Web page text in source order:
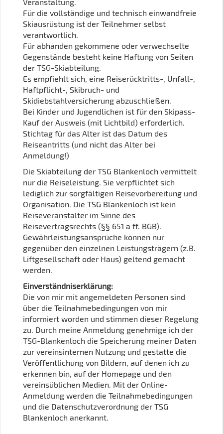
Für die vollständige und technisch einwandfreie
Skiausrüstung ist der Teilnehmer selbst
verantwortlich.
Für abhanden gekommene oder verwechselte
Gegenstände besteht keine Haftung von Seiten
der TSG-Skiabteilung.
Es empfiehlt sich, eine Reiserücktritts-, Unfall-,
Haftpflicht-, Skibruch- und
Skidiebstahlversicherung abzuschließen.
Bei Kinder und Jugendlichen ist für den Skipass-
Kauf der Ausweis (mit Lichtbild) erforderlich.
Stichtag für das Alter ist das Datum des
Reiseantritts (und nicht das Alter bei
Anmeldung!)
Die Skiabteilung der TSG Blankenloch vermittelt
nur die Reiseleistung. Sie verpflichtet sich
lediglich zur sorgfältigen Reisevorbereitung und
Organisation. Die TSG Blankenloch ist kein
Reiseveranstalter im Sinne des
Reisevertragsrechts (§§ 651 a ff. BGB).
Gewährleistungsansprüche können nur
gegenüber den einzelnen Leistungsträgern (z.B.
Liftgesellschaft oder Haus) geltend gemacht
werden.
Einverständniserklärung:
Die von mir mit angemeldeten Personen sind
über die Teilnahmebe­dingungen von mir
informiert worden und stimmen dieser Regelung
zu. Durch meine Anmeldung genehmige ich der
TSG-Blankenloch die Speicherung meiner Daten
zur vereinsinternen Nutzung und gestatte die
Veröffentlichung von Bildern, auf denen ich zu
erkennen bin, auf der Homepage und den
vereinsüblichen Medien. Mit der Online-
Anmeldung werden die Teilnahme­bedingungen
und die Datenschutzverordnung der TSG
Blankenloch anerkannt.